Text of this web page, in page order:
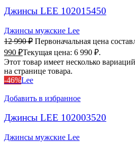
Джинсы LEE 102015450
Джинсы мужские Lee
12 990₽ Первоначальная цена
990 ₽Текущая цена: 6 990 ₽.
Этот товар имеет несколько
на странице товара.
-46%Lee
Добавить в избранное
Джинсы LEE 102003520
Джинсы мужские Lee